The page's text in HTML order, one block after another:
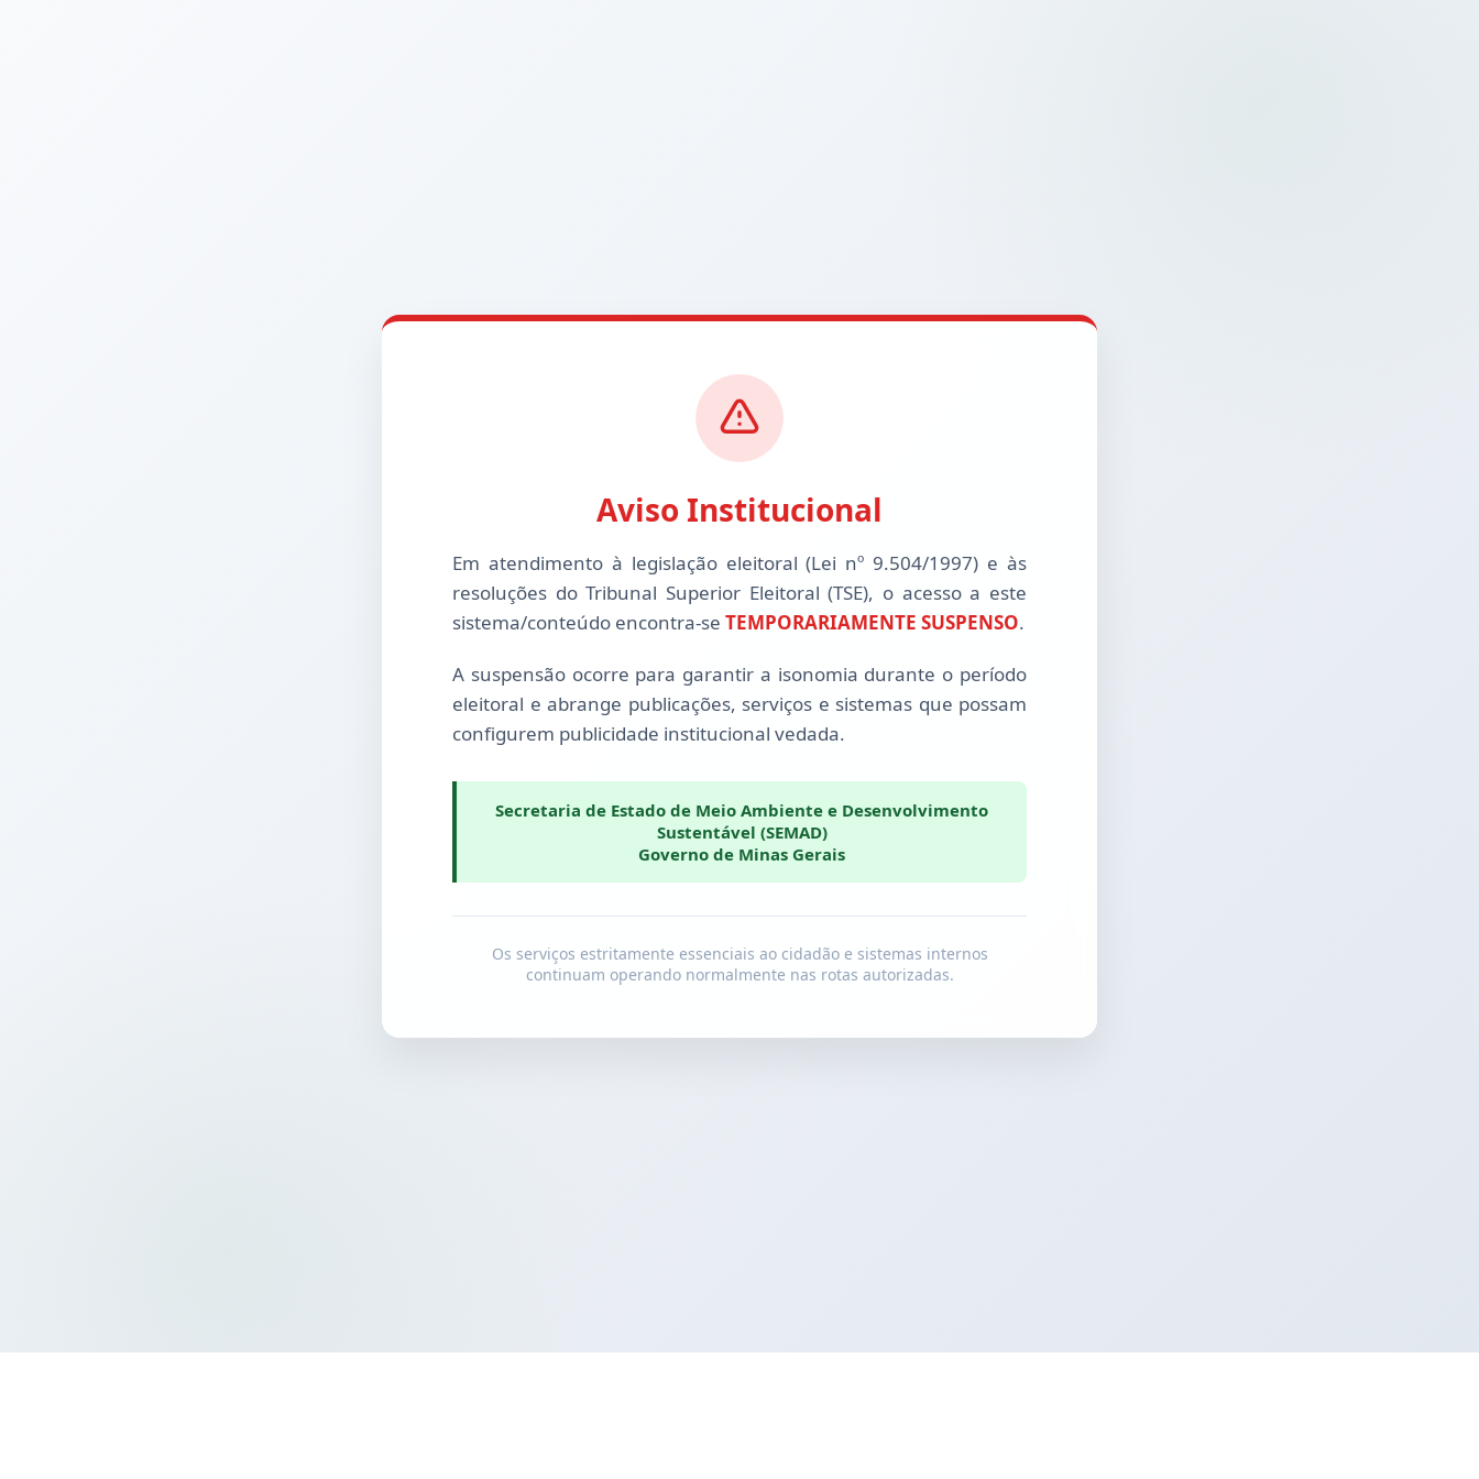
Aviso Institucional
Em atendimento à legislação eleitoral (Lei nº 9.504/1997) e às
resoluções do Tribunal Superior Eleitoral (TSE), o acesso a este
sistema/conteúdo encontra-se TEMPORARIAMENTE SUSPENSO.
A suspensão ocorre para garantir a isonomia durante o período
eleitoral e abrange publicações, serviços e sistemas que possam
configurem publicidade institucional vedada.
Secretaria de Estado de Meio Ambiente e Desenvolvimento
Sustentável (SEMAD)
Governo de Minas Gerais
Os serviços estritamente essenciais ao cidadão e sistemas internos
continuam operando normalmente nas rotas autorizadas.